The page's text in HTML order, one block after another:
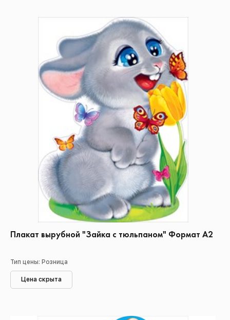
Плакат вырубной "Зайка с тюльпаном" Формат А2
Тип цены: Розница
Цена скрыта